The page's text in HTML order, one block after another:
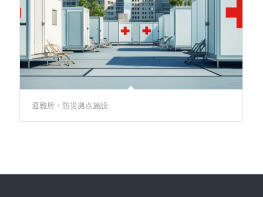
避難所・防災拠点施設